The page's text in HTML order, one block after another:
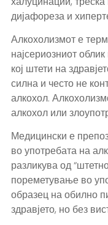
дијафореза и
Алкохолизмот е
најсериозниот
кој штети на
силна и често не
алкохол.
алкохол или
Медицински е
во употребата на
разликува од
пореметување во
образец на обилно
здравјето, но без